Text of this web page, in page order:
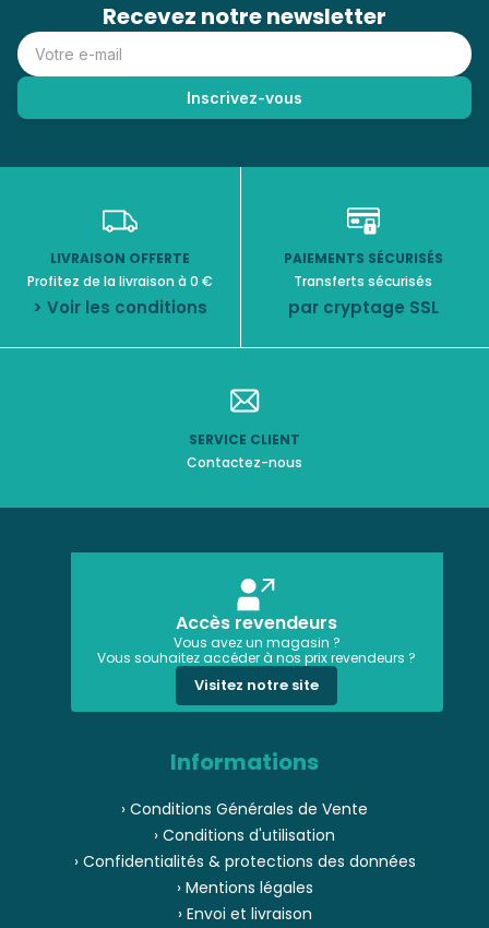
Recevez notre newsletter
LIVRAISON OFFERTE
Profitez de la livraison à 0 €
> Voir les conditions
PAIEMENTS SÉCURISÉS
Transferts sécurisés
par cryptage SSL
SERVICE CLIENT
Contactez-nous
Accès revendeurs
Vous avez un magasin ?
Vous souhaitez accéder à nos prix revendeurs ?
Visitez notre site
Informations
› Conditions Générales de Vente
› Conditions d'utilisation
› Confidentialités & protections des données
› Mentions légales
› Envoi et livraison